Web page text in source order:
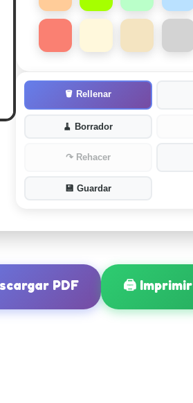
🪣 Rellenar
🧹Borrador
↷ Rehacer
💾 Guardar
PDF 🖨️ Imprimir